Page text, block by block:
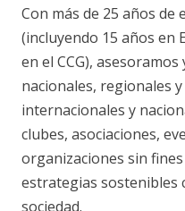
Con más de 25 años
(incluyendo 15 años en
en el CCG),
nacionales, regionales
internacionales y
clubes, asociaciones,
organizaciones sin
estrategias sostenibles
sociedad.